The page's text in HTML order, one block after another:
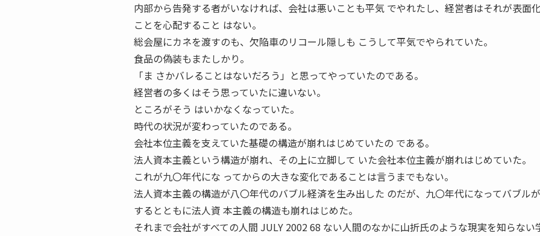
内部から告発する者がいなければ、会社は悪いことも平気 でやれたし、経営者はそれが表面
ことを心配すること はない。
総会屋にカネを渡すのも、欠陥車のリコール隠しも こうして平気でやられていた。
食品の偽装もまたしかり。
「ま さかバレることはないだろう」と思ってやっていたのである。
経営者の多くはそう思っていたに違いない。
ところがそう はいかなくなっていた。
時代の状況が変わっていたのである。
会社本位主義を支えていた基礎の構造が崩れはじめていたの である。
法人資本主義という構造が崩れ、その上に立脚して いた会社本位主義が崩れはじめていた。
これが九〇年代にな ってからの大きな変化であることは言うまでもない。
法人資本主義の構造が八〇年代のバブル経済を生み出した のだが、九〇年代になってバブル
するとともに法人資 本主義の構造も崩れはじめた。
それまで会社がすべての人間 JULY 2002 68 ない人間のなかに山折氏のような現実を知らない